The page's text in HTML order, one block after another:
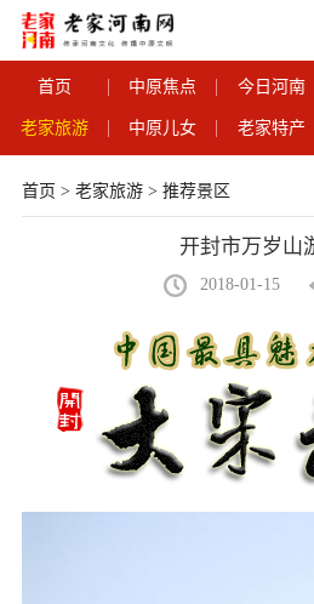
首页 中原焦点 今日河南
老家旅游 中原儿女 老家特产
首页 > 老家旅游> 推荐景区
开封市万岁山
2018-01-15